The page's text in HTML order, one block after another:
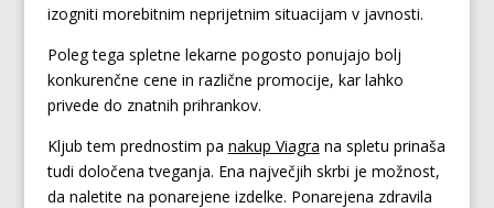
izogniti morebitnim neprijetnim situacijam v javnosti.
Poleg tega spletne lekarne pogosto ponujajo bolj
konkurenčne cene in različne promocije, kar lahko
privede do znatnih prihrankov.
Kljub tem prednostim pa nakup Viagra na spletu prinaša
tudi določena tveganja. Ena največjih skrbi je možnost,
da naletite na ponarejene izdelke. Ponarejena zdravila